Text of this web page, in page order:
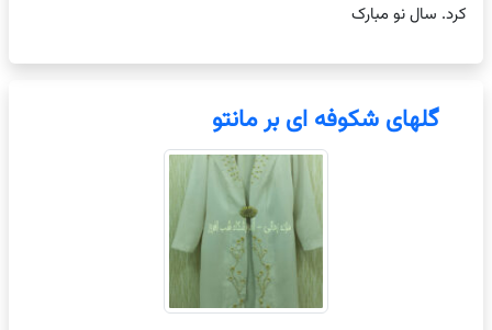
کرد. سال نو مبارک
گلهای شکوفه ای بر مانتو